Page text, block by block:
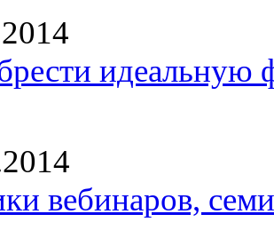
идеальную
вебинаров,